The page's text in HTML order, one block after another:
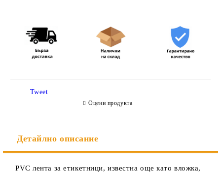
Tweet
Оцени продукта
Детайлно описание
PVC лента за етикетници, известна още като вложка,